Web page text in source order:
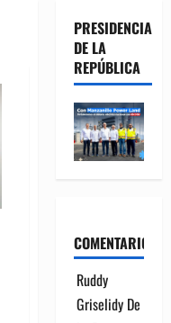
PRESIDENCIA
DE LA
REPÚBLICA
COMENTARIOS
Ruddy
Griselidy De